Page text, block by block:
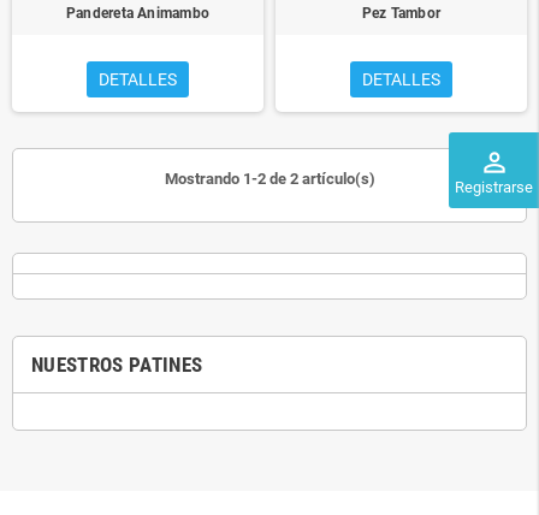
perm_identity
Registrarse
NUESTROS PATINES
Pandereta Animambo
DETALLES
Pez Tambor
DETALLES
Mostrando 1-2 de 2 artículo(s)